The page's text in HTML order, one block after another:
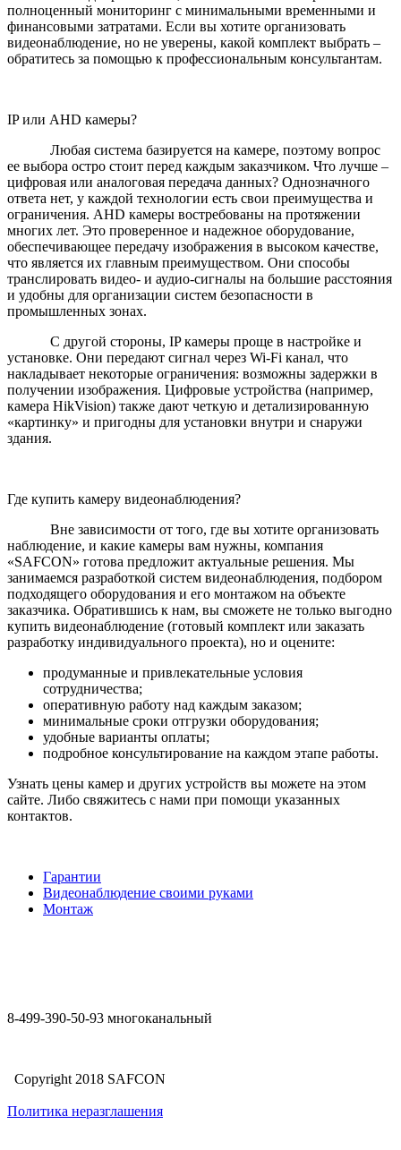
полноценный мониторинг с минимальными временными и
финансовыми затратами. Если вы хотите организовать
видеонаблюдение, но не уверены, какой комплект выбрать –
обратитесь за помощью к профессиональным консультантам.
IP или AHD камеры?
Любая система базируется на камере, поэтому вопрос
ее выбора остро стоит перед каждым заказчиком. Что лучше –
цифровая или аналоговая передача данных? Однозначного
ответа нет, у каждой технологии есть свои преимущества и
ограничения. AHD камеры востребованы на протяжении
многих лет. Это проверенное и надежное оборудование,
обеспечивающее передачу изображения в высоком качестве,
что является их главным преимуществом. Они способы
транслировать видео- и аудио-сигналы на большие расстояния
и удобны для организации систем безопасности в
промышленных зонах.
С другой стороны, IP камеры проще в настройке и
установке. Они передают сигнал через Wi-Fi канал, что
накладывает некоторые ограничения: возможны задержки в
получении изображения. Цифровые устройства (например,
камера HikVision) также дают четкую и детализированную
«картинку» и пригодны для установки внутри и снаружи
здания.
Где купить камеру видеонаблюдения?
Вне зависимости от того, где вы хотите организовать
наблюдение, и какие камеры вам нужны, компания
«SAFCON» готова предложит актуальные решения. Мы
занимаемся разработкой систем видеонаблюдения, подбором
подходящего оборудования и его монтажом на объекте
заказчика. Обратившись к нам, вы сможете не только выгодно
купить видеонаблюдение (готовый комплект или заказать
разработку индивидуального проекта), но и оцените:
продуманные и привлекательные условия
сотрудничества;
оперативную работу над каждым заказом;
минимальные сроки отгрузки оборудования;
удобные варианты оплаты;
подробное консультирование на каждом этапе работы.
Узнать цены камер и других устройств вы можете на этом
сайте. Либо свяжитесь с нами при помощи указанных
контактов.
Гарантии
Видеонаблюдение своими руками
Монтаж
8-499-390-50-93 многоканальный
Copyright 2018 SAFCON
Политика неразглашения